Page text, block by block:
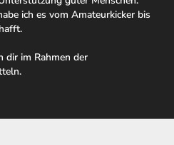
ich es vom Amateurkicker bis
dir im Rahmen der